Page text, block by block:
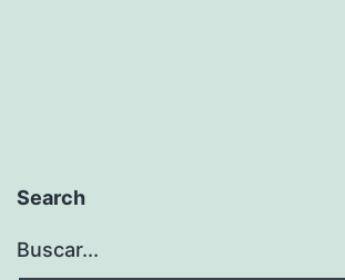
Search
Buscar...